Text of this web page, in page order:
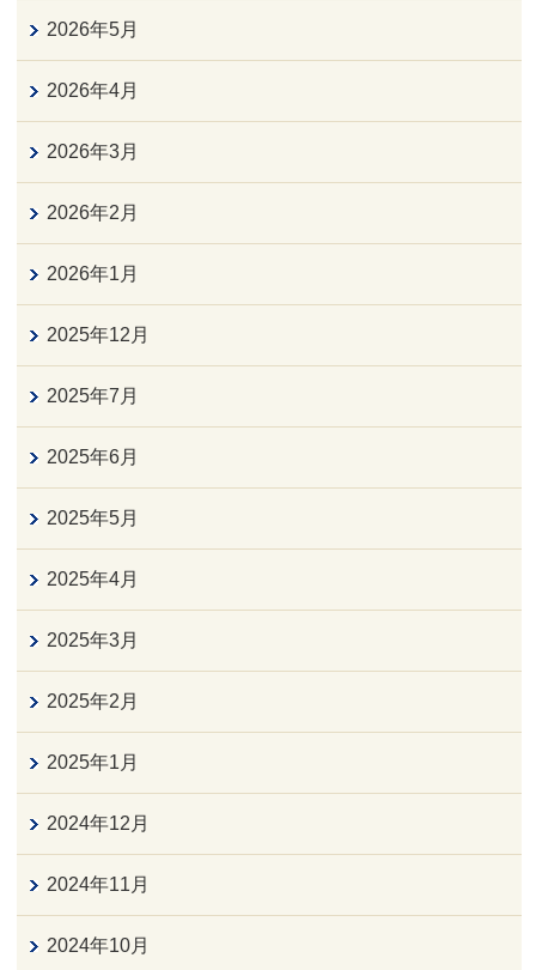
2026年5月
2026年4月
2026年3月
2026年2月
2026年1月
2025年12月
2025年7月
2025年6月
2025年5月
2025年4月
2025年3月
2025年2月
2025年1月
2024年12月
2024年11月
2024年10月